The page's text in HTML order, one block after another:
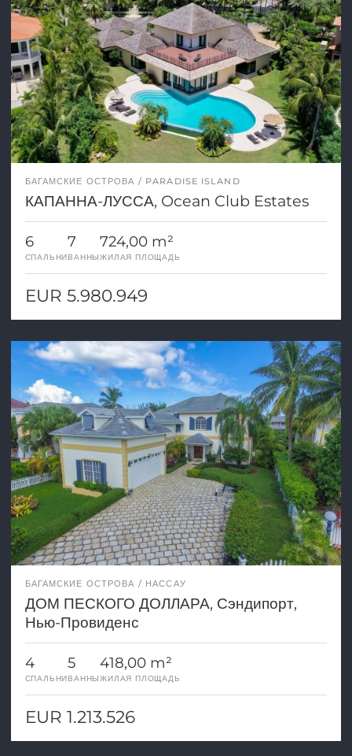
БАГАМСКИЕ ОСТРОВА PARADISE ISLAND
КАПАННА-ЛУССА, Ocean Club Estates
6
СПАЛЬНИ
7
ВАННЫ
724,00 m²
ЖИЛАЯ ПЛОЩАДЬ
EUR 5.980.949
БАГАМСКИЕ ОСТРОВА НАССАУ
ДОМ ПЕСКОГО ДОЛЛАРА, Сэндипорт,
Нью-Провиденс
4
СПАЛЬНИ
5
ВАННЫ
418,00 m²
ЖИЛАЯ ПЛОЩАДЬ
EUR 1.213.526